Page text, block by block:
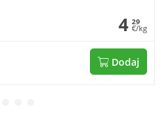
4 29
€/kg
Dodaj